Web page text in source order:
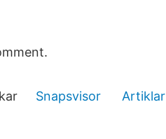
Snapsvisor Artiklar